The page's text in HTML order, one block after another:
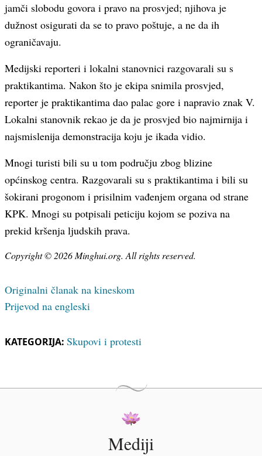
jamči slobodu govora i pravo na prosvjed; njihova je
dužnost osigurati da se to pravo poštuje, a ne da ih
ograničavaju.
Medijski reporteri i lokalni stanovnici razgovarali su s
praktikantima. Nakon što je ekipa snimila prosvjed,
reporter je praktikantima dao palac gore i napravio znak V.
Lokalni stanovnik rekao je da je prosvjed bio najmirnija i
najsmislenija demonstracija koju je ikada vidio.
Mnogi turisti bili su u tom području zbog blizine
općinskog centra. Razgovarali su s praktikantima i bili su
šokirani progonom i prisilnim vađenjem organa od strane
KPK. Mnogi su potpisali peticiju kojom se poziva na
prekid kršenja ljudskih prava.
Copyright © 2026 Minghui.org. All rights reserved.
Originalni članak na kineskom
Prijevod na engleski
KATEGORIJA: Skupovi i protesti
Mediji